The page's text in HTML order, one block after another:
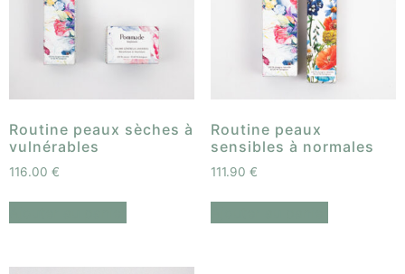
Routine peaux sèches à
vulnérables
116.00 €
Routine peaux
sensibles à normales
111.90 €